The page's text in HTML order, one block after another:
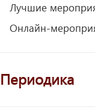
Лучшие
Онлайн-
Периодика